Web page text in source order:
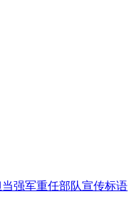
强军重任部队宣传标语